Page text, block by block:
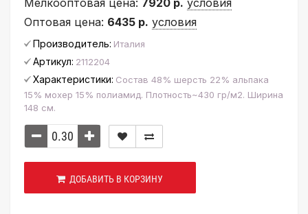
Мелкооптовая цена: 7920 р. условия
Оптовая цена: 6435 р. условия
Производитель: Италия
Артикул: 2112204
Характеристики: Состав 48% шерсть 22% альпака
15% мохер 15% полиамид. Плотность~430 гр/м2. Ширина
148 см.
ДОБАВИТЬ В КОРЗИНУ